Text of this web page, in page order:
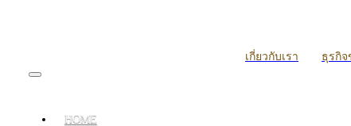
เกี่ยวกับเรา ธุรกิจ
HOME